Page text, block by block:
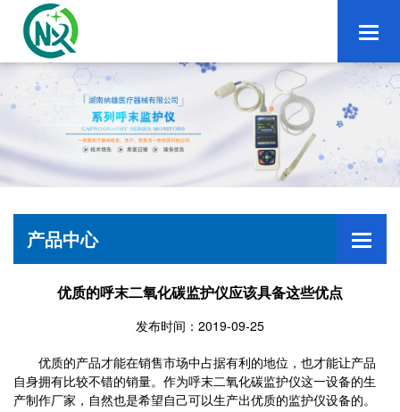
产品中心
优质的呼末二氧化碳监护仪应该具备这些优点
发布时间：2019-09-25
优质的产品才能在销售市场中占据有利的地位，也才能让产品
自身拥有比较不错的销量。作为呼末二氧化碳监护仪这一设备的生
产制作厂家，自然也是希望自己可以生产出优质的监护仪设备的。